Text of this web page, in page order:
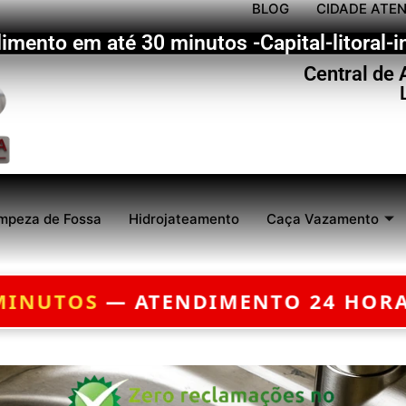
BLOG CIDADE
em até 30 minutos -Capital-litoral-
Central de
de Fossa Hidrojateamento Caça Vazamento
EMERGÊNCIA?CHEGAMOS EM